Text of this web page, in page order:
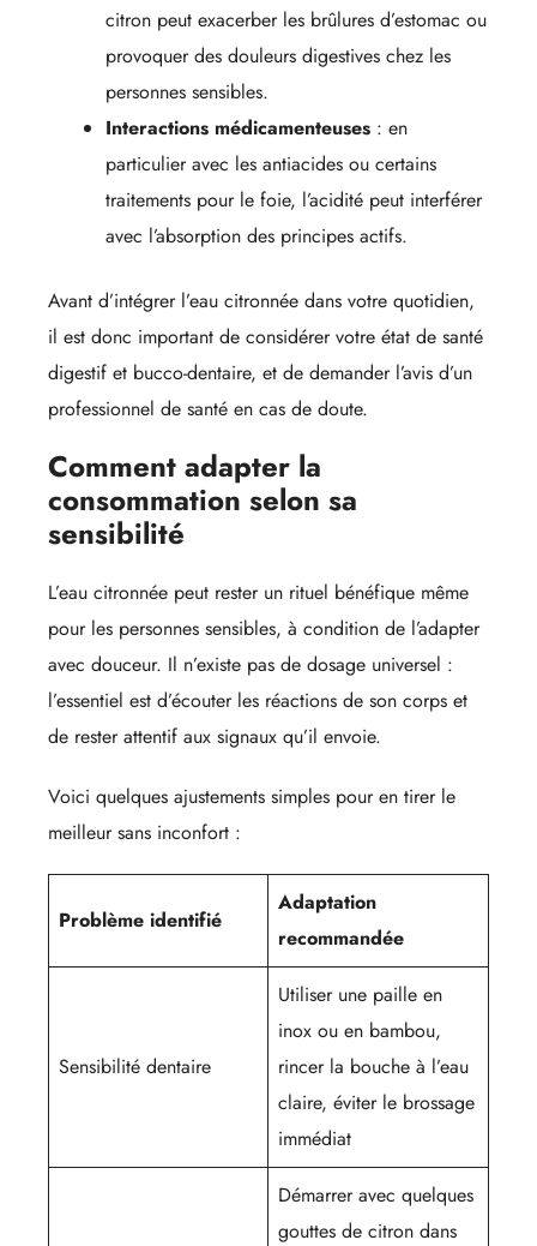
citron peut exacerber les brûlures d’estomac ou
provoquer des douleurs digestives chez les
personnes sensibles.
Interactions médicamenteuses : en
particulier avec les antiacides ou certains
traitements pour le foie, l’acidité peut interférer
avec l’absorption des principes actifs.
Avant d’intégrer l’eau citronnée dans votre quotidien,
il est donc important de considérer votre état de santé
digestif et bucco-dentaire, et de demander l’avis d’un
professionnel de santé en cas de doute.
Comment adapter la
consommation selon sa
sensibilité
L’eau citronnée peut rester un rituel bénéfique même
pour les personnes sensibles, à condition de l’adapter
avec douceur. Il n’existe pas de dosage universel :
l’essentiel est d’écouter les réactions de son corps et
de rester attentif aux signaux qu’il envoie.
Voici quelques ajustements simples pour en tirer le
meilleur sans inconfort :
Problème identifié
Adaptation
recommandée
Sensibilité dentaire
Utiliser une paille en
inox ou en bambou,
rincer la bouche à l’eau
claire, éviter le brossage
immédiat
Démarrer avec quelques
gouttes de citron dans